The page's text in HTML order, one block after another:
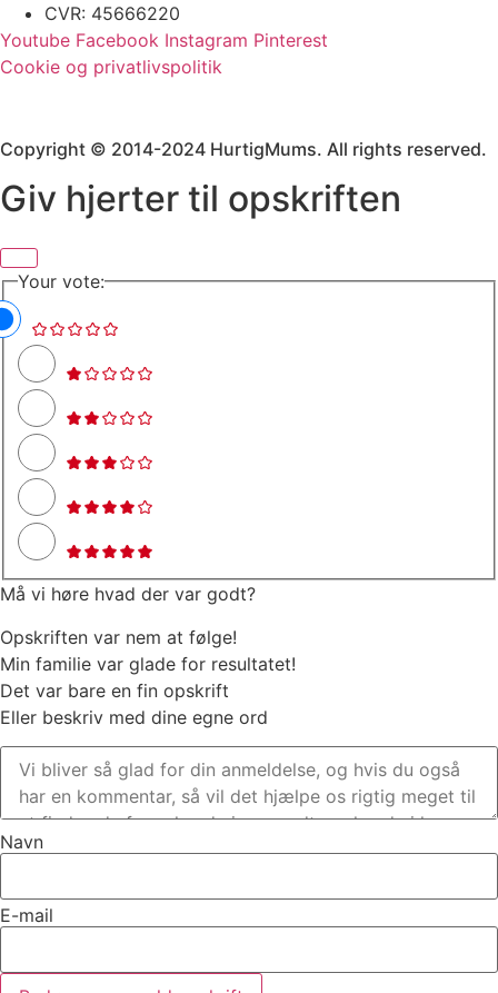
CVR: 45666220
Youtube Facebook Instagram Pinterest
Cookie og privatlivspolitik
Copyright © 2014-2024 HurtigMums. All rights reserved.
Giv hjerter til opskriften
Your vote:
Må vi høre hvad der var godt?
Opskriften var nem at følge!
Min familie var glade for resultatet!
Det var bare en fin opskrift
Eller beskriv med dine egne ord
Navn
E-mail